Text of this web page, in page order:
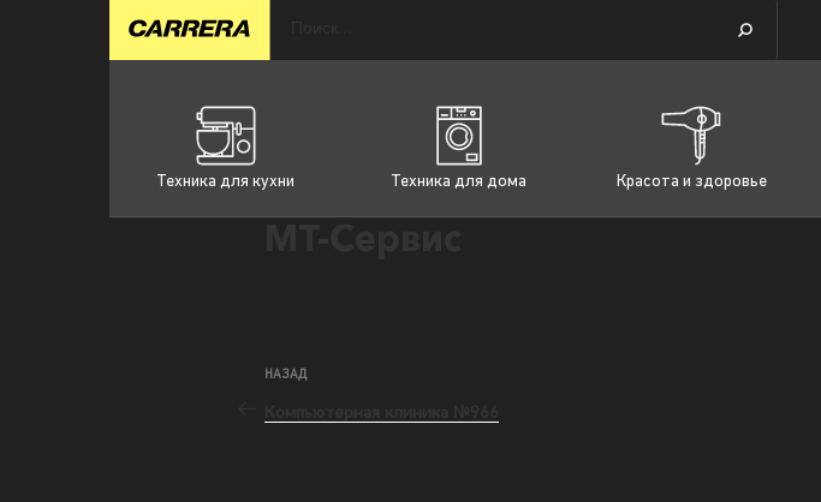
Техника для кухни Техника для дома Красота и здоровье
НАЗАД